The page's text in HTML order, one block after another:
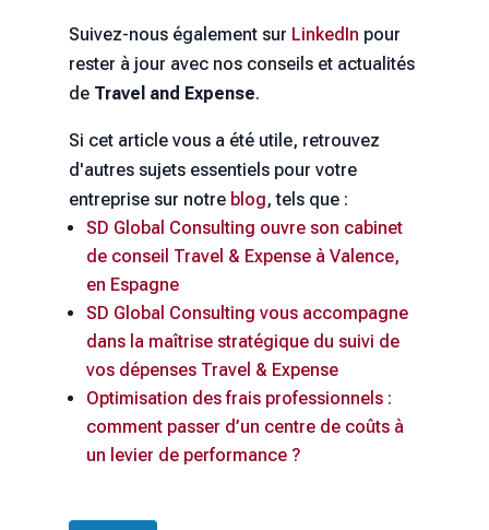
Suivez-nous également sur LinkedIn pour
rester à jour avec nos conseils et actualités
de Travel and Expense.
Si cet article vous a été utile, retrouvez
d'autres sujets essentiels pour votre
entreprise sur notre blog, tels que :
SD Global Consulting ouvre son cabinet
de conseil Travel & Expense à Valence,
en Espagne
SD Global Consulting vous accompagne
dans la maîtrise stratégique du suivi de
vos dépenses Travel & Expense
Optimisation des frais professionnels :
comment passer d’un centre de coûts à
un levier de performance ?